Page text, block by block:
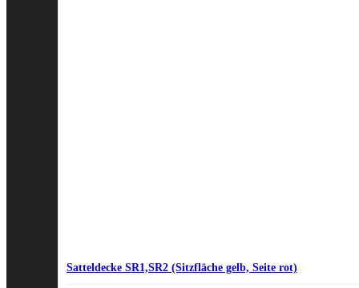
Satteldecke SR1,SR2 (Sitzfläche gelb, Seite rot)